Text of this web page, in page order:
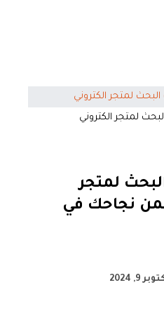
لمتجر الكتروني
لمتجر
نجاحك في
9, 2024